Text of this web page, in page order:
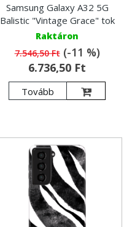
Samsung Galaxy A32 5G
Balistic "Vintage Grace" tok
Raktáron
7.546,50 Ft(-11 %)
6.736,50 Ft
Tovább